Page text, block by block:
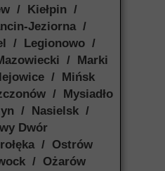
/ Kiełpin /
Jeziorna /
/ Legionowo /
/ Marki
/ Mińsk
/ Mysiadło
/ Nasielsk /
Dwór
/ Ostrów
/ Ożarów